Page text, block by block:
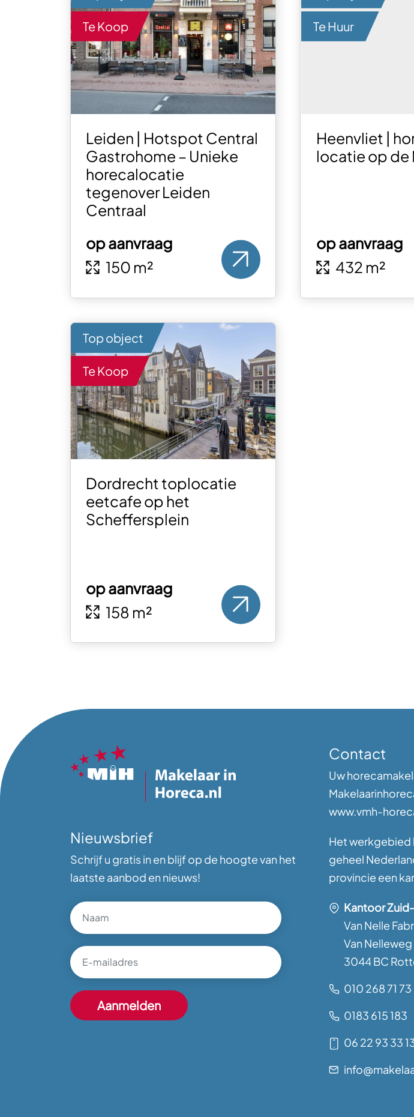
Te Koop
Leiden | Hotspot Central
Gastrohome – Unieke
horecalocatie
tegenover Leiden
Centraal
op aanvraag
150 m²
Te Huur
Heenvliet |
locatie op de
op aanvraag
432 m²
Top object
Te Koop
Dordrecht toplocatie
eetcafe op het
Scheffersplein
op aanvraag
158 m²
Nieuwsbrief
Schrijf u gratis in en blijf op de hoogte van het
laatste aanbod en nieuws!
Contact
Uw
www.vmh-
Het
geheel
provincie een
Kantoor
Van Nelle
Van Nelleweg
3044 BC
010 268 71 73
0183 615 183
06 22 93 33